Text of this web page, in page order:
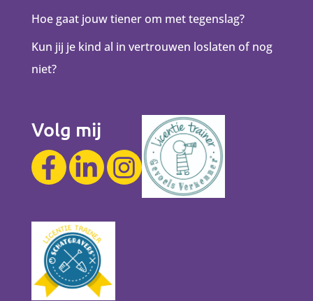
Hoe gaat jouw tiener om met tegenslag?
Kun jij je kind al in vertrouwen loslaten of nog
niet?
Volg mij